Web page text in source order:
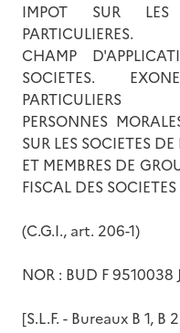
IMPOT SUR LES
PARTICULIERES.
CHAMP
SOCIETES.
PARTICULIERS
PERSONNES
SUR LES SOCIETES
ET MEMBRES DE
FISCAL DES
(C.G.I., art. 206-1)
NOR : BUD F 9510038 J
[S.L.F. - Bureaux B 1, B